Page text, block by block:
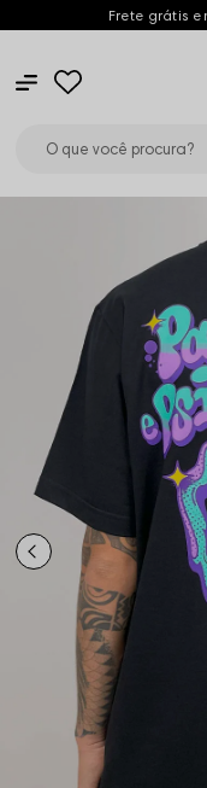
Frete grátis